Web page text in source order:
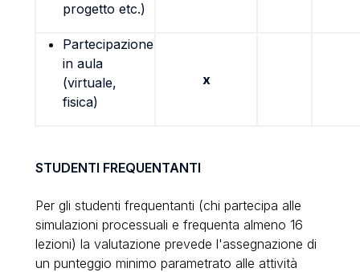
progetto etc.)
Partecipazione
in aula
(virtuale,
fisica)
x
STUDENTI FREQUENTANTI
Per gli studenti frequentanti (chi partecipa alle
simulazioni processuali e frequenta almeno 16
lezioni) la valutazione prevede l'assegnazione di
un punteggio minimo parametrato alle attività